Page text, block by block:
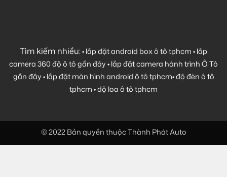
Tìm kiếm nhiều:•lắp đặt android box ô tô tphcm•lắp
camera 360 độ ô tô gần đây•lắp đặt camera hành trình Ô Tô
gần đây•lắp đặt màn hình android ô tô tphcm•độ đèn ô tô
tphcm•độ loa ô tô tphcm
© 2022 Bản quyền thuộc Thành Phát Auto